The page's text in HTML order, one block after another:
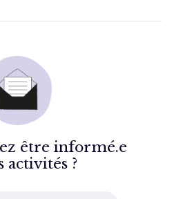
être informé.e
activités ?